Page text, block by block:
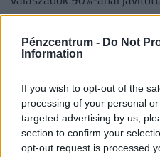
Pénzcentrum - Do Not
Information
If you wish to opt-out of the
processing of your personal
targeted advertising by us,
section to confirm your
opt-out request is processed
egyensúlyát, míg 80%-uk